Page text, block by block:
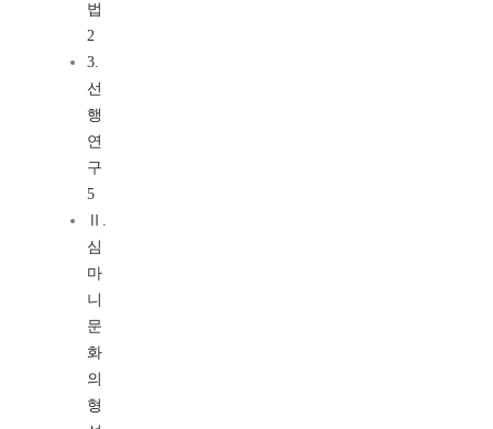
법
2
3.
선
행
연
구
5
Ⅱ.
심
마
니
문
화
의
형